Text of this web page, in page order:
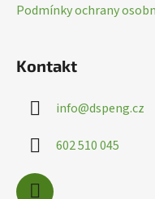
Podmínky ochrany
Kontakt
info@dspeng.cz
602 510 045